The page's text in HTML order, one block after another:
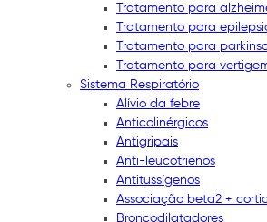
Tratamento para
Tratamento para
Tratamento para
Tratamento para
Sistema Respiratório
Alívio da febre
Anticolinérgicos
Antigripais
Anti-leucotrienos
Antitussígenos
Associação beta2 +
Broncodilatadores